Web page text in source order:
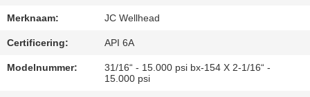
NIEUWS
GEVALLEN
Merknaam: JC Wellhead
Certificering: API 6A
Modelnummer:
31/16“ - 15.000 psi bx-154 X 2-1/16“ -
15.000 psi